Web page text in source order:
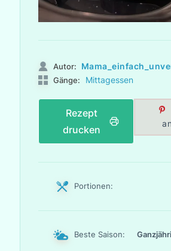
Autor:
Gänge: Mittagessen
Rezept
drucken
Portionen:
Beste Saison: